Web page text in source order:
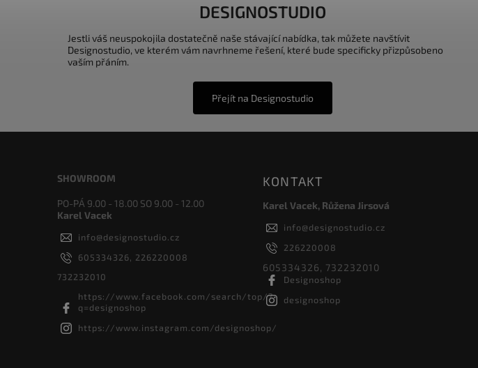
DESIGNOSTUDIO
Jestli váš neuspokojila dostatečně naše stávající nabídka, tak můžete navštívit
Designostudio, ve kterém vám navrhneme řešení, které bude specificky přizpůsobeno
vaším přáním.
Přejít na Designostudio
SHOWROOM
PO-PÁ 9.00 - 18.00 SO 9.00 - 12.00
Karel Vacek
info@designostudio.cz
605334326, 226220008
732232010
https://www.facebook.com/search/top/?
q=designoshop
https://www.instagram.com/designoshop/
KONTAKT
Karel Vacek, Růžena Jirsová
info@designostudio.cz
226220008
605334326, 732232010
Designoshop
designoshop